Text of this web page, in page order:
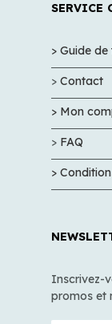
SERVICE
> Guide de
> Contact
> Mon
> FAQ
>
Inscrivez-
promos et